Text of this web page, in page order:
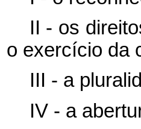
II - os
o exercício da
III - a
IV - a